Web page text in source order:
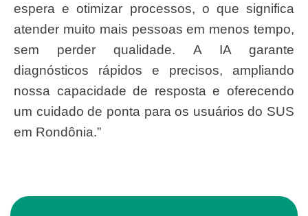
espera e otimizar processos, o que significa
atender muito mais pessoas em menos tempo,
sem perder qualidade. A IA garante
diagnósticos rápidos e precisos, ampliando
nossa capacidade de resposta e oferecendo
um cuidado de ponta para os usuários do SUS
em Rondônia.”